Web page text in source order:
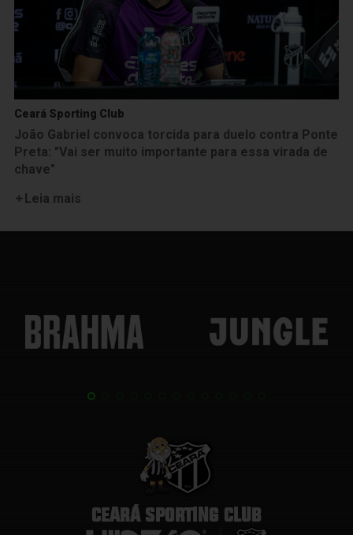
Ceará Sporting Club
João Gabriel convoca torcida para duelo contra Ponte
Preta: "Vai ser muito importante para essa virada de
chave"
Leia mais
CEARÁ SPORTING CLUB